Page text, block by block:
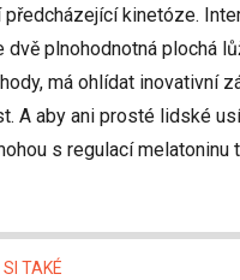
kinetóze.
plnohodnotná plochá
má ohlídat inovativní
A aby ani prosté lidské
s regulací melatoninu
TAKÉ